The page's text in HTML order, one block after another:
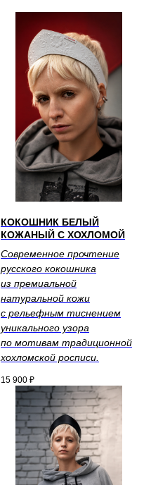
КОКОШНИК БЕЛЫЙ
КОЖАНЫЙ С ХОХЛОМОЙ
Современное прочтение
русского кокошника
из премиальной
натуральной кожи
с рельефным тиснением
уникального узора
по мотивам традиционной
хохломской росписи.
15 900 ₽